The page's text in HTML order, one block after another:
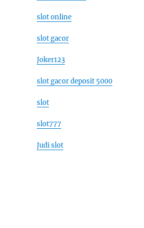
slot online
slot gacor
Joker123
slot gacor deposit 5000
slot
slot777
Judi slot